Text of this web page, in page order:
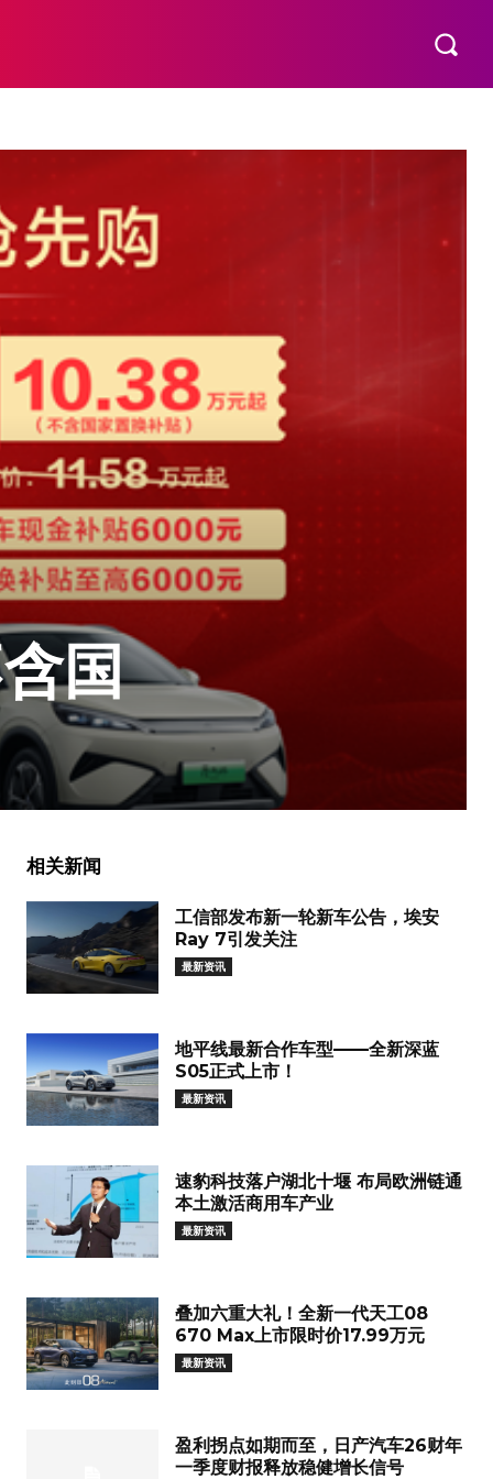
国
相关新闻
工信部发布新一轮新车公告，埃安
Ray 7引发关注
最新资讯
地平线最新合作车型——全新深蓝
S05正式上市！
最新资讯
速豹科技落户湖北十堰 布局欧洲链通
本土激活商用车产业
最新资讯
叠加六重大礼！全新一代天工08
670 Max上市限时价17.99万元
最新资讯
盈利拐点如期而至，日产汽车26财年
一季度财报释放稳健增长信号